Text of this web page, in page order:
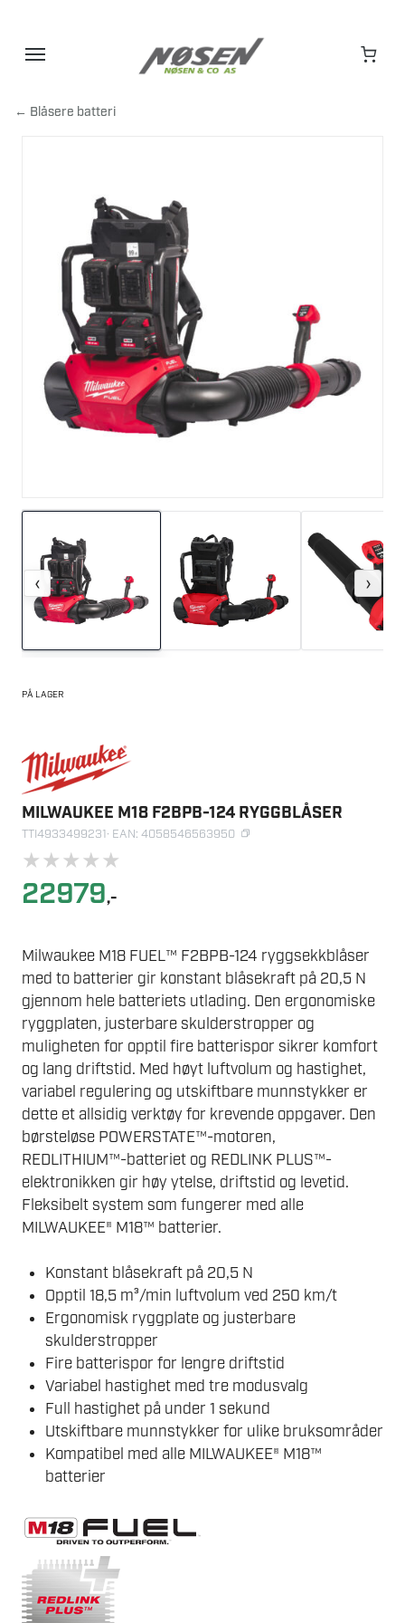
← Blåsere batteri
‹ ›
PÅ LAGER
MILWAUKEE M18 F2BPB-124 RYGGBLÅSER
TTI4933499231· EAN: 4058546563950
★★★★★
22979,-
Milwaukee M18 FUEL™ F2BPB-124 ryggsekkblåser
med to batterier gir konstant blåsekraft på 20,5 N
gjennom hele batteriets utlading. Den ergonomiske
ryggplaten, justerbare skulderstropper og
muligheten for opptil fire batterispor sikrer komfort
og lang driftstid. Med høyt luftvolum og hastighet,
variabel regulering og utskiftbare munnstykker er
dette et allsidig verktøy for krevende oppgaver. Den
børsteløse POWERSTATE™-motoren,
REDLITHIUM™-batteriet og REDLINK PLUS™-
elektronikken gir høy ytelse, driftstid og levetid.
Fleksibelt system som fungerer med alle
MILWAUKEE® M18™ batterier.
Konstant blåsekraft på 20,5 N
Opptil 18,5 m³/min luftvolum ved 250 km/t
Ergonomisk ryggplate og justerbare
skulderstropper
Fire batterispor for lengre driftstid
Variabel hastighet med tre modusvalg
Full hastighet på under 1 sekund
Utskiftbare munnstykker for ulike bruksområder
Kompatibel med alle MILWAUKEE® M18™
batterier